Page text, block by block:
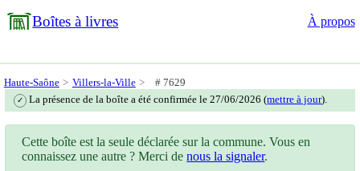
Boîtes à livres À propos
Haute-Saône Villers-la-Ville # 7629
✓ La présence de la boîte a été confirmée le 27/06/2026 (mettre à jour).
Cette boîte est la seule déclarée sur la commune. Vous en
connaissez une autre ? Merci denous la signaler.